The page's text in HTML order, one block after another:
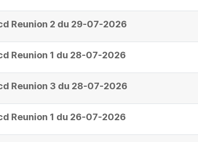
Reunion 2 du 29-07-2026
Reunion 1 du 28-07-2026
Reunion 3 du 28-07-2026
Reunion 1 du 26-07-2026